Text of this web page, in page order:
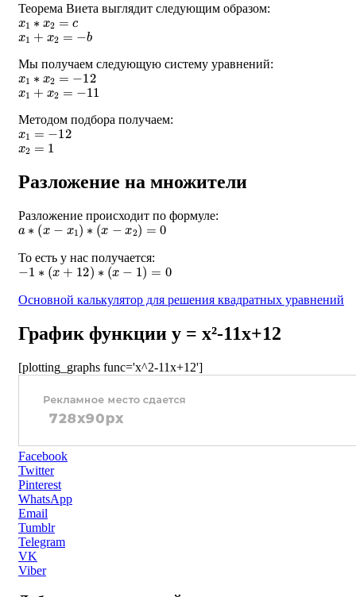
Теорема Виета выглядит следующим образом:
x1∗x2= c
x1 + x2 =− b
Мы получаем следующую систему уравнений:
x1∗x2=−12
x1 + x2 =− 11
Методом подбора получаем:
x1=−12
x2 =1
Разложение на множители
Разложение происходит по формуле:
a ∗(x−x1)∗ (x−x2)=0
То есть у нас получается:
−1∗(x+12)∗(x−1)=0
Основной калькулятор для решения квадратных уравнений
График функции y = x²-11x+12
[plotting_graphs func='x^2-11x+12']
Facebook
Twitter
Pinterest
WhatsApp
Email
Tumblr
Telegram
VK
Viber